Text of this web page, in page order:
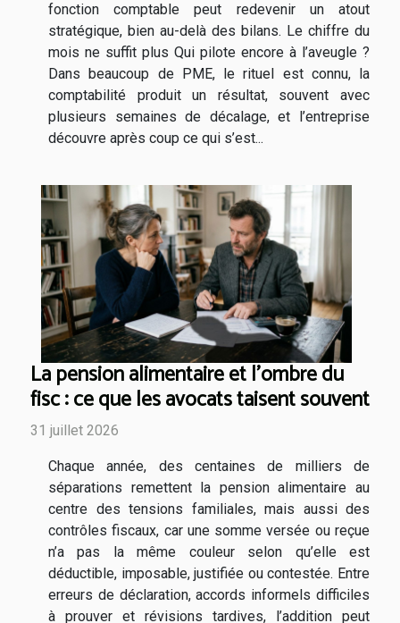
fonction comptable peut redevenir un atout
stratégique, bien au-delà des bilans. Le chiffre du
mois ne suffit plus Qui pilote encore à l’aveugle ?
Dans beaucoup de PME, le rituel est connu, la
comptabilité produit un résultat, souvent avec
plusieurs semaines de décalage, et l’entreprise
découvre après coup ce qui s’est...
La pension alimentaire et l’ombre du
fisc : ce que les avocats taisent souvent
31 juillet 2026
Chaque année, des centaines de milliers de
séparations remettent la pension alimentaire au
centre des tensions familiales, mais aussi des
contrôles fiscaux, car une somme versée ou reçue
n’a pas la même couleur selon qu’elle est
déductible, imposable, justifiée ou contestée. Entre
erreurs de déclaration, accords informels difficiles
à prouver et révisions tardives, l’addition peut